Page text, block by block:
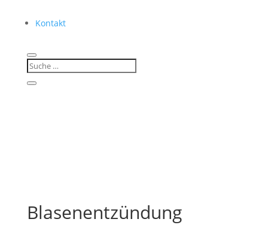
Kontakt
Blasenentzündung